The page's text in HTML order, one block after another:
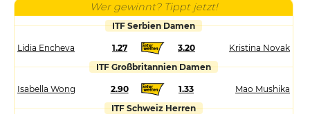
Wer gewinnt? Tippt jetzt!
ITF Serbien Damen
Lidia Encheva 1.27 3.20
Kristina Novak
ITF Großbritannien Damen
Isabella Wong 2.90 1.33
Mao Mushika
ITF Schweiz Herren